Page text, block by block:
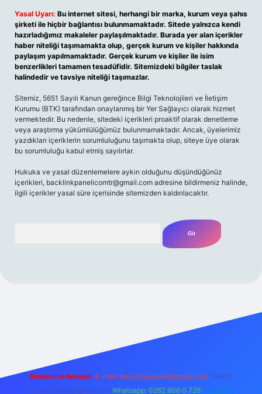
Yasal Uyarı: Bu internet sitesi, herhangi bir marka, kurum veya şahıs
şirketi ile hiçbir bağlantısı bulunmamaktadır. Sitede yalnızca kendi
hazırladığımız makaleler paylaşılmaktadır. Burada yer alan içerikler
haber niteliği taşımamakta olup, gerçek kurum ve kişiler hakkında
paylaşım yapılmamaktadır. Gerçek kurum ve kişiler ile isim
benzerlikleri tamamen tesadüfidir. Sitemizdeki bilgiler taslak
halindedir ve tavsiye niteliği taşımazlar.
Sitemiz, 5651 Sayılı Kanun gereğince Bilgi Teknolojileri ve İletişim
Kurumu (BTK) tarafından onaylanmış bir Yer Sağlayıcı olarak hizmet
vermektedir. Bu nedenle, sitedeki içerikleri proaktif olarak denetleme
veya araştırma yükümlülüğümüz bulunmamaktadır. Ancak, üyelerimiz
yazdıkları içeriklerin sorumluluğunu taşımakta olup, siteye üye olarak
bu sorumluluğu kabul etmiş sayılırlar.
Hukuka ve yasal düzenlemelere aykırı olduğunu düşündüğünüz
içerikleri, backlinkpanelicomtr@gmail.com adresine bildirmeniz halinde,
ilgili içerikler yasal süre içerisinde sitemizden kaldırılacaktır.
Reklam ve İletişim: E-mail: backlinkpaneli@gmail.com Teams:
forumhizmeti@gmail.com Whatsapp: 0262 606 0 726 Telegram: